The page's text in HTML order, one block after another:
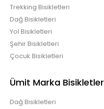
Trekking Bisikletleri
Dağ Bisikletleri
Yol Bisikletleri
Şehir Bisikletleri
Çocuk Bisikletleri
Ümit Marka Bisikletler
Dağ Bisikletleri